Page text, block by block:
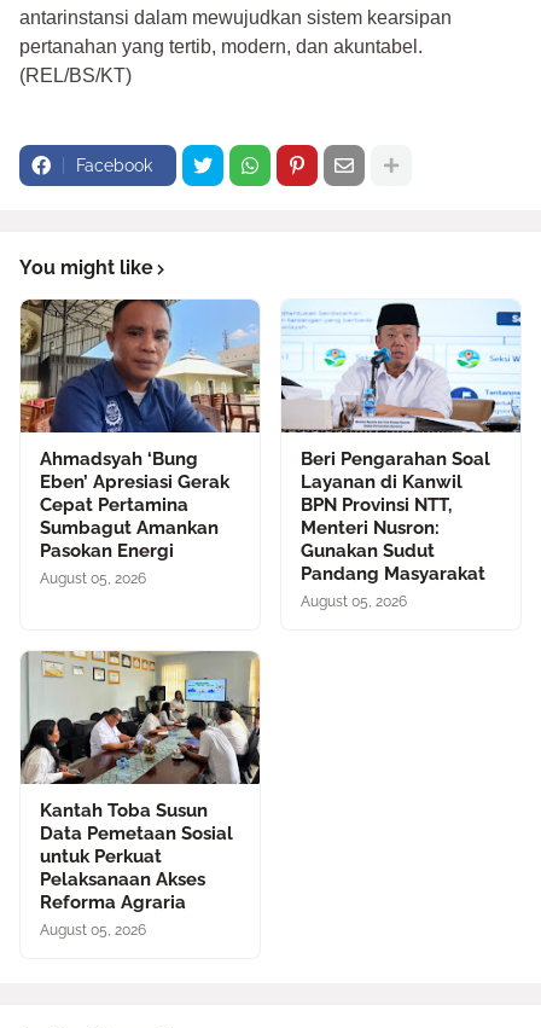
antarinstansi dalam mewujudkan sistem kearsipan
pertanahan yang tertib, modern, dan akuntabel.
(REL/BS/KT)
Facebook
You might like
Ahmadsyah ‘Bung
Eben’ Apresiasi Gerak
Cepat Pertamina
Sumbagut Amankan
Pasokan Energi
August 05, 2026
Beri Pengarahan Soal
Layanan di Kanwil
BPN Provinsi NTT,
Menteri Nusron:
Gunakan Sudut
Pandang Masyarakat
August 05, 2026
Kantah Toba Susun
Data Pemetaan Sosial
untuk Perkuat
Pelaksanaan Akses
Reforma Agraria
August 05, 2026